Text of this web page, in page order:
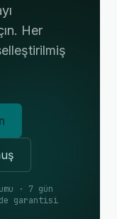
Her
· 7 gün
garantisi